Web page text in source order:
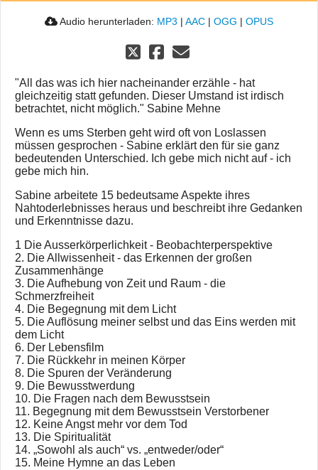
Audio herunterladen: MP3 | AAC | OGG | OPUS
"All das was ich hier nacheinander erzähle - hat
gleichzeitig statt gefunden. Dieser Umstand ist irdisch
betrachtet, nicht möglich." Sabine Mehne
Wenn es ums Sterben geht wird oft von Loslassen
müssen gesprochen - Sabine erklärt den für sie ganz
bedeutenden Unterschied. Ich gebe mich nicht auf - ich
gebe mich hin.
Sabine arbeitete 15 bedeutsame Aspekte ihres
Nahtoderlebnisses heraus und beschreibt ihre Gedanken
und Erkenntnisse dazu.
1 Die Ausserkörperlichkeit - Beobachterperspektive
2. Die Allwissenheit - das Erkennen der großen
Zusammenhänge
3. Die Aufhebung von Zeit und Raum - die
Schmerzfreiheit
4. Die Begegnung mit dem Licht
5. Die Auflösung meiner selbst und das Eins werden mit
dem Licht
6. Der Lebensfilm
7. Die Rückkehr in meinen Körper
8. Die Spuren der Veränderung
9. Die Bewusstwerdung
10. Die Fragen nach dem Bewusstsein
11. Begegnung mit dem Bewusstsein Verstorbener
12. Keine Angst mehr vor dem Tod
13. Die Spiritualität
14. „Sowohl als auch“ vs. „entweder/oder“
15. Meine Hymne an das Leben